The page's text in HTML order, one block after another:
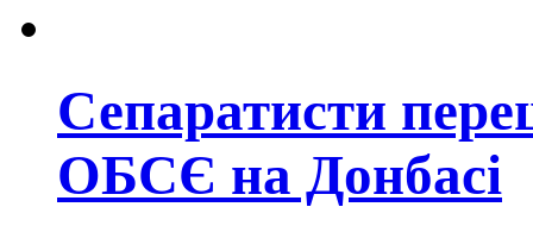
Сепаратисти
ОБСЄ на Донбасі